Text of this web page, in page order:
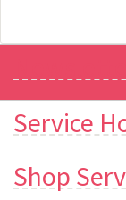
Service
Shop